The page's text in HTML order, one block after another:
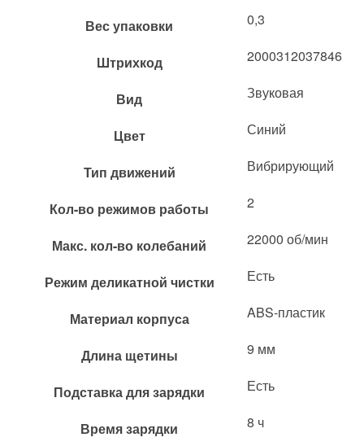
Вес упаковки 0,3
Штрихкод 2000312037846
Вид Звуковая
Цвет Синий
Тип движений Вибрирующий
Кол-во режимов работы 2
Макс. кол-во колебаний 22000 об/мин
Режим деликатной чистки Есть
Материал корпуса ABS-пластик
Длина щетины 9 мм
Подставка для зарядки Есть
Время зарядки 8 ч